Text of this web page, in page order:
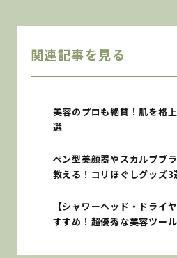
関連記事を見る
美容のプロも絶賛！肌を格
選
ペン型美顔器やスカルプブ
教える！コリほぐしグッズ3
【シャワーヘッド・ドライ
すすめ！超優秀な美容ツー